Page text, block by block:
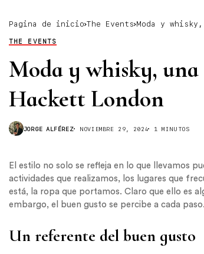
Pagina de inicio The Events Moda y
THE EVENTS
Moda y whisky,
Hackett London
JORGE ALFÉREZ NOVIEMBRE 29, 2024 1 MINUTOS
El estilo no solo se refleja en lo que llevamos
actividades que realizamos, los lugares que
está, la ropa que portamos. Claro que ello es
embargo, el buen gusto se percibe a cada paso.
Un referente del buen gusto